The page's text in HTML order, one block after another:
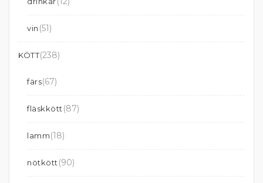
vin (51)
KÖTT(238)
färs(67)
fläskkött (87)
lamm(18)
nötkött (90)